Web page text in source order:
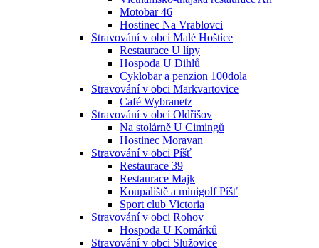
Motobar 46
Hostinec Na Vrablovci
Stravování v obci Malé Hoštice
Restaurace U lípy
Hospoda U Dihlů
Cyklobar a penzion 100dola
Stravování v obci Markvartovice
Café Wybranetz
Stravování v obci Oldřišov
Na stolárně U Cimingů
Hostinec Moravan
Stravování v obci Píšť
Restaurace 39
Restaurace Majk
Koupaliště a minigolf Píšť
Sport club Victoria
Stravování v obci Rohov
Hospoda U Komárků
Stravování v obci Služovice